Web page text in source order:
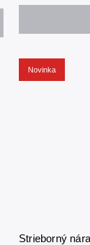
Novinka
Strieborný